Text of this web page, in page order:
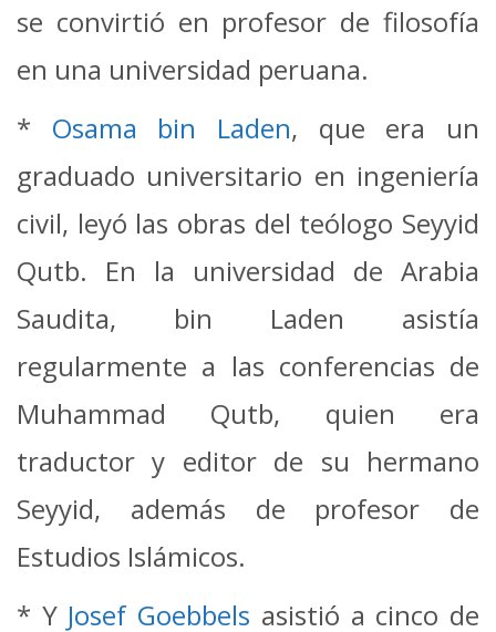
se convirtió en profesor de filosofía
en una universidad peruana.
* Osama bin Laden, que era un
graduado universitario en ingeniería
civil, leyó las obras del teólogo Seyyid
Qutb. En la universidad de Arabia
Saudita, bin Laden asistía
regularmente a las conferencias de
Muhammad Qutb, quien era
traductor y editor de su hermano
Seyyid, además de profesor de
Estudios Islámicos.
* Y Josef Goebbels asistió a cinco de